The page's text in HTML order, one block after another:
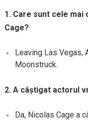
1. Care sunt cele mai
Cage?
Leaving Las Vegas,
Moonstruck.
2. A câștigat actorul
Da, Nicolas Cage a